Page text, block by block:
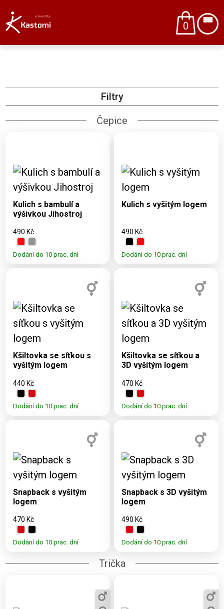
0
Filtry
Čepice
Dostupné varianty:
Kulich s bambulí a
výšivkou Jihostroj
490 Kč
Dodání do 10 prac. dní
Dostupné varianty:
Kulich s vyšitým logem
490 Kč
Dodání do 10 prac. dní
Dostupné varianty:
Kšiltovka se síťkou s
vyšitým logem
440 Kč
Dodání do 10 prac. dní
Dostupné varianty:
Kšiltovka se síťkou a
3D vyšitým logem
470 Kč
Dodání do 10 prac. dní
Dostupné varianty:
UNI
Snapback s vyšitým
logem
470 Kč
Dodání do 10 prac. dní
Dostupné varianty:
UNI
Snapback s 3D vyšitým
logem
490 Kč
Dodání do 10 prac. dní
Trička